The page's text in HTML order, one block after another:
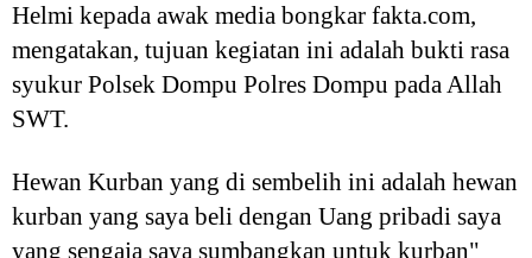
Helmi kepada awak media bongkar fakta.com,
mengatakan, tujuan kegiatan ini adalah bukti rasa
syukur Polsek Dompu Polres Dompu pada Allah
SWT.
Hewan Kurban yang di sembelih ini adalah hewan
kurban yang saya beli dengan Uang pribadi saya
yang sengaja saya sumbangkan untuk kurban"